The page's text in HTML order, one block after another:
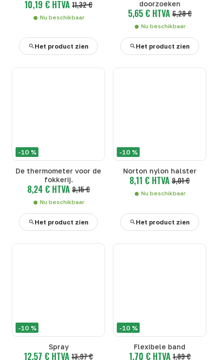
10,19 € HTVA 11,32 €
Nu beschikbaar
Het product zien
doorzoeken
5,65 € HTVA 6,28 €
Nu beschikbaar
Het product zien
-10 %
De thermometer voor de
fokkerij.
8,24 € HTVA 9,15 €
Nu beschikbaar
Het product zien
-10 %
Norton nylon halster
8,11 € HTVA 9,01 €
Nu beschikbaar
Het product zien
-10 %
Spray
12,57 € HTVA 13,97 €
-10 %
Flexibele band
1,70 € HTVA 1,89 €